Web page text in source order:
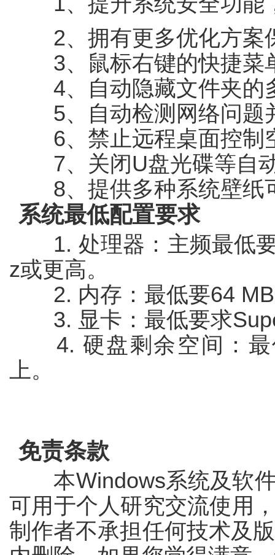
2、拥有更多优化方案
3、鼠标右键的快捷菜
4、自动隐藏文件夹的
5、自动检测网络问题
6、禁止远程桌面控制
7、关闭U盘光碟等自
8、提供多种系统壁纸
系统最低配置要求
1. 处理器：主频最低要
z或更高。
2. 内存：最低要64 MB
3. 显卡：最低要求
4. 硬盘剩余空间：最
上。
免责条款
本Windows系统及软件
可用于个人研究交流使用
制作者不承担任何技术及